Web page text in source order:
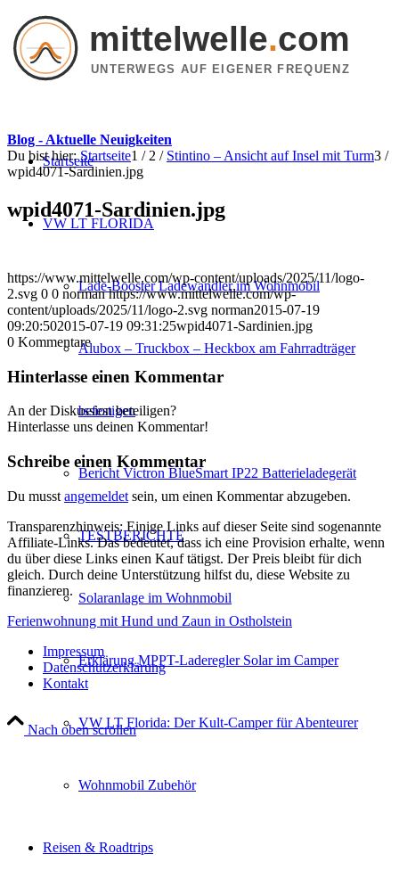
mittelwelle.com
UNTERWEGS AUF EIGENER FREQUENZ
Startseite
VW LT FLORIDA
Lade-Booster Ladewandler im Wohnmobil
Alubox – Truckbox – Heckbox am Fahrradträger
befestigen
Bericht Victron BlueSmart IP22 Batterieladegerät
TESTBERICHTE
Solaranlage im Wohnmobil
Erklärung MPPT-Laderegler Solar im Camper
VW LT Florida: Der Kult-Camper für Abenteurer
Wohnmobil Zubehör
Reisen & Roadtrips
Blog - Aktuelle Neuigkeiten
Du bist hier: Startseite1 / 2 / Stintino – Ansicht auf Insel mit Turm3 /
wpid4071-Sardinien.jpg
wpid4071-Sardinien.jpg
https://www.mittelwelle.com/wp-content/uploads/2025/11/logo-
2.svg 0 0 norman https://www.mittelwelle.com/wp-
content/uploads/2025/11/logo-2.svg norman2015-07-19
09:20:502015-07-19 09:31:25wpid4071-Sardinien.jpg
0 Kommentare
Hinterlasse einen Kommentar
An der Diskussion beteiligen?
Hinterlasse uns deinen Kommentar!
Schreibe einen Kommentar
Du musst angemeldet sein, um einen Kommentar abzugeben.
Transparenzhinweis: Einige Links auf dieser Seite sind sogenannte
Affiliate-Links. Das bedeutet, dass ich eine Provision erhalte, wenn
du über diese Links einen Kauf tätigst. Der Preis bleibt für dich
gleich. Durch deine Unterstützung hilfst du, diese Website zu
finanzieren.
Ferienwohnung mit Hund und Zaun in Ostholstein
Impressum
Datenschutzerklärung
Kontakt
Nach oben scrollen